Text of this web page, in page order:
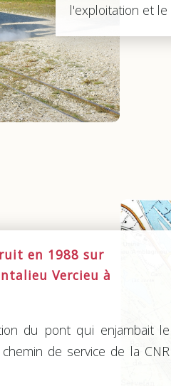
l'exploitation et le
en 1988 sur
Vercieu à
du pont qui enjambait le
de service de la CNR